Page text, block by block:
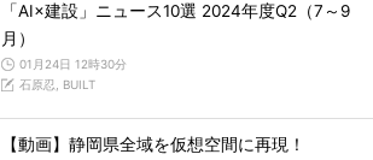
「AI×建設」ニュース10選 2024年度Q2（7～9
月）
01月24日 12時30分
石原忍, BUILT
【動画】静岡県全域を仮想空間に再現！